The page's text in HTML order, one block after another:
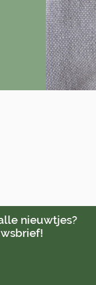
nieuwtjes?